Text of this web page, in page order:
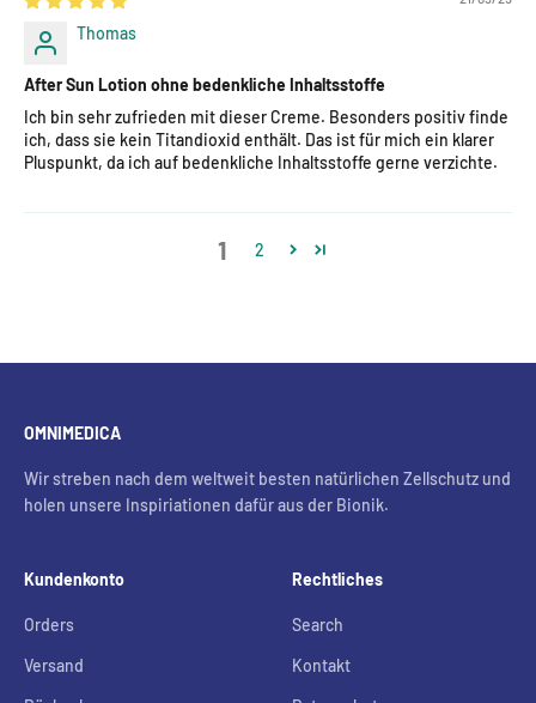
Thomas
After Sun Lotion ohne bedenkliche Inhaltsstoffe
Ich bin sehr zufrieden mit dieser Creme. Besonders positiv finde
ich, dass sie kein Titandioxid enthält. Das ist für mich ein klarer
Pluspunkt, da ich auf bedenkliche Inhaltsstoffe gerne verzichte.
1 2
OMNIMEDICA
Wir streben nach dem weltweit besten natürlichen Zellschutz und
holen unsere Inspiriationen dafür aus der Bionik.
Kundenkonto
Orders
Versand
Rechtliches
Search
Kontakt